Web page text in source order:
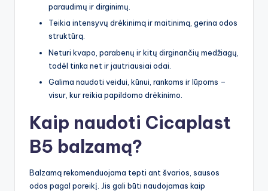
paraudimų ir dirginimų.
Teikia intensyvų drėkinimą ir maitinimą, gerina odos
struktūrą.
Neturi kvapo, parabenų ir kitų dirginančių medžiagų,
todėl tinka net ir jautriausiai odai.
Galima naudoti veidui, kūnui, rankoms ir lūpoms –
visur, kur reikia papildomo drėkinimo.
Kaip naudoti Cicaplast
B5 balzamą?
Balzamą rekomenduojama tepti ant švarios, sausos
odos pagal poreikį. Jis gali būti naudojamas kaip